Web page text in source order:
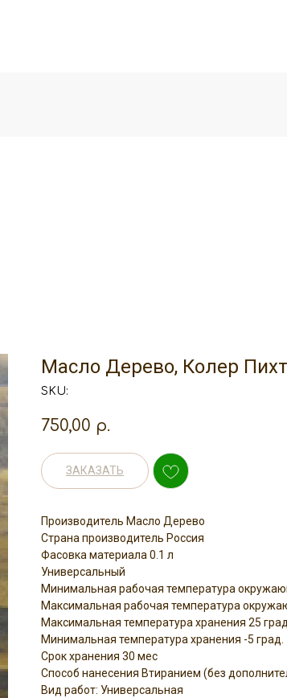
Масло Дерево, Колер
SKU:
750,00 р.
ЗАКАЗАТЬ
Производитель Масло Дерево
Страна производитель Россия
Фасовка материала 0.1 л
Универсальный
Минимальная рабочая температура
Максимальная рабочая температура
Максимальная температура хранения 25 град.
Минимальная температура хранения -5 град.
Срок хранения 30 мес
Способ нанесения Втиранием (без
Вид работ: Универсальная